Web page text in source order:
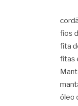
fios
fita
fitas
óleo